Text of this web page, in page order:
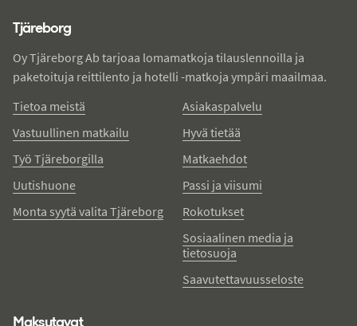
Tjäreborg
Oy Tjäreborg Ab tarjoaa lomamatkoja tilauslennoilla ja
paketoituja reittilento ja hotelli -matkoja ympäri maailmaa.
Tietoa meistä
Vastuullinen matkailu
Työ Tjäreborgilla
Uutishuone
Monta syytä valita Tjäreborg
Asiakaspalvelu
Hyvä tietää
Matkaehdot
Passi ja viisumi
Rokotukset
Sosiaalinen media ja
tietosuoja
Saavutettavuusseloste
Maksutavat